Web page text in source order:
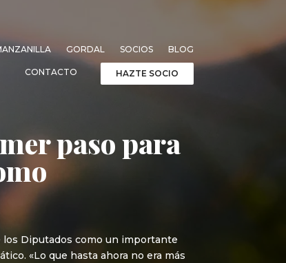
GORDAL SOCIOS BLOG
CONTACTO HAZTE SOCIO
paso para
los Diputados como un importante
«Lo que hasta ahora no era más